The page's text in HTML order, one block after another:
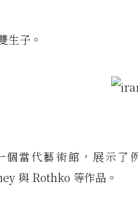
生子。
個當代藝術館，展示
與 Rothko 等作品。